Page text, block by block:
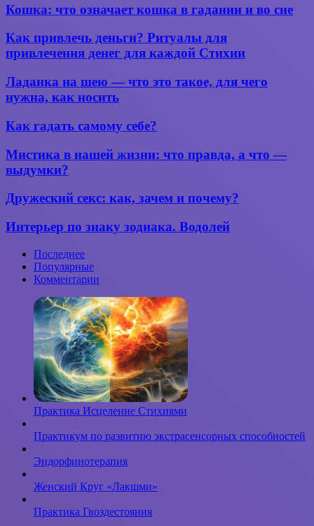
Кошка:
означает
кошка
в гадании
Кошка: что означает кошка в гадании и во сне
Как
привлечь
деньги?
для
привлечения
для
Стихии
Как привлечь деньги? Ритуалы для
привлечения денег для каждой Стихии
Ладанка
на шею —
что
такое,
чего
нужна,
носить
Ладанка на шею — что это такое, для чего
нужна, как носить
Как
самому
себе?
Как гадать самому себе?
Мистика
жизни:
правда,
выдумки?
Мистика в нашей жизни: что правда, а что —
выдумки?
Дружеский
секс:
как,
зачем
почему?
Дружеский секс: как, зачем и почему?
Интерьер
зодиака.
Водолей
Интерьер по знаку зодиака. Водолей
Последнее
Популярные
Комментарии
Практика Исцеление Стихиями
Практикум по развитию экстрасенсорных способностей
Эндорфинотерапия
Женский Круг «Лакшми»
Практика Гвоздестояния